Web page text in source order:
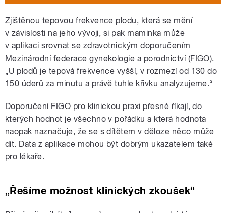
Zjištěnou tepovou frekvence plodu, která se mění
v závislosti na jeho vývoji, si pak maminka může
v aplikaci srovnat se zdravotnickým doporučením
Mezinárodní federace gynekologie a porodnictví (FIGO).
„U plodů je tepová frekvence vyšší, v rozmezí od 130 do
150 úderů za minutu a právě tuhle křivku analyzujeme.“
Doporučení FIGO pro klinickou praxi přesně říkají, do
kterých hodnot je všechno v pořádku a která hodnota
naopak naznačuje, že se s dítětem v děloze něco může
dít. Data z aplikace mohou být dobrým ukazatelem také
pro lékaře.
„Řešíme možnost klinických zkoušek“